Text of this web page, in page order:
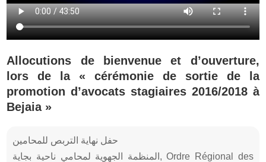
Allocutions de bienvenue et d’ouverture,
lors de la « cérémonie de sortie de la
promotion d’avocats stagiaires 2016/2018 à
Bejaia »
حفل نهاية التربص للمحامين
المنظمة الجهوية لمحامي ناحية بجاية, Ordre Régional des